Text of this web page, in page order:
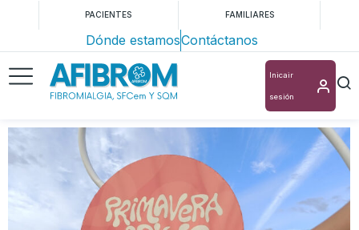
PACIENTES FAMILIARES
Dónde estamosContáctanos
Inicair
sesión